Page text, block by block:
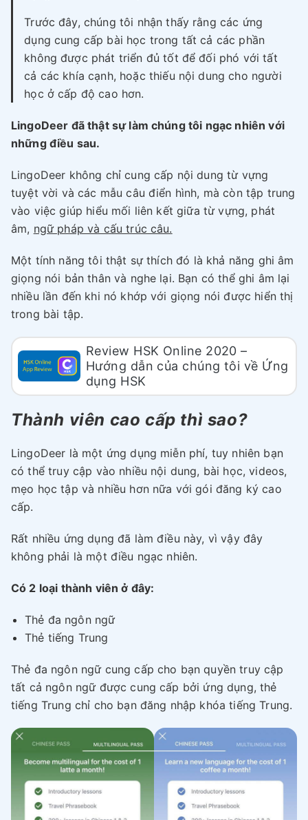
Trước đây, chúng tôi nhận thấy rằng các ứng
dụng cung cấp bài học trong tất cả các phần
không được phát triển đủ tốt để đối phó với tất
cả các khía cạnh, hoặc thiếu nội dung cho người
học ở cấp độ cao hơn.
LingoDeer đã thật sự làm chúng tôi ngạc nhiên với
những điều sau.
LingoDeer không chỉ cung cấp nội dung từ vựng
tuyệt vời và các mẫu câu điển hình, mà còn tập trung
vào việc giúp hiểu mối liên kết giữa từ vựng, phát
âm, ngữ pháp và cấu trúc câu.
Một tính năng tôi thật sự thích đó là khả năng ghi âm
giọng nói bản thân và nghe lại. Bạn có thể ghi âm lại
nhiều lần đến khi nó khớp với giọng nói được hiển thị
trong bài tập.
Review HSK Online 2020 –
Hướng dẫn của chúng tôi về Ứng
dụng HSK
Thành viên cao cấp thì sao?
LingoDeer là một ứng dụng miễn phí, tuy nhiên bạn
có thể truy cập vào nhiều nội dung, bài học, videos,
mẹo học tập và nhiều hơn nữa với gói đăng ký cao
cấp.
Rất nhiều ứng dụng đã làm điều này, vì vậy đây
không phải là một điều ngạc nhiên.
Có 2 loại thành viên ở đây:
Thẻ đa ngôn ngữ
Thẻ tiếng Trung
Thẻ đa ngôn ngữ cung cấp cho bạn quyền truy cập
tất cả ngôn ngữ được cung cấp bởi ứng dụng, thẻ
tiếng Trung chỉ cho bạn đăng nhập khóa tiếng Trung.